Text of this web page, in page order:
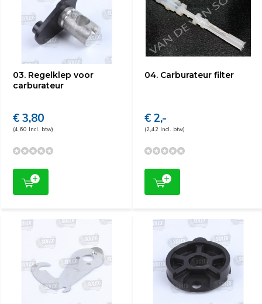
03. Regelklep voor
carburateur
€ 3,80
(4,60 Incl. btw)
04. Carburateur filter
€ 2,-
(2,42 Incl. btw)